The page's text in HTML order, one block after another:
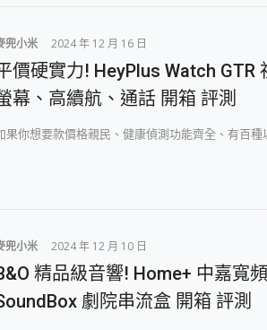
有深度的 Leica 影像旗艦手機! 加碼小旗
囉 完美保護 MSI Claw A1M-026TW 電競
評測! 首搭蔡司光學鏡頭、攝影棚級柔
微星 MSI Claw A1M-026TW 電競掌機 開
與超好用的隱磁支架 O-ONE MAG 最會
距鏡實測：Find X9 Ultra 光學長焦隨手拍
兜小米 2024 年 12 月 16 日
價硬實力! HeyPlus Watch GTR
幕、高續航、通話 開箱 評測
果你想要款價格親民、健康偵測功能齊全、有百種
兜小米 2024 年 12 月 10 日
精品級音響! Home+ 中嘉寬頻
劇院串流盒 開箱 評測